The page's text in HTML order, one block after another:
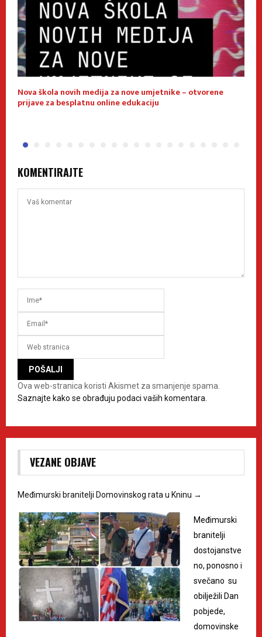
Nova škola novih medija za nove umjetnike – otvorene
prijave za besplatnu online edukaciju
KOMENTIRAJTE
Ova web-stranica koristi Akismet za smanjenje spama.
Saznajte kako se obrađuju podaci vaših komentara.
VEZANE OBJAVE
Međimurski branitelji Domovinskog rata u Kninu →
Međimurski
branitelji
dostojanstve
no, ponosno i
svečano su
obilježili Dan
pobjede,
domovinske